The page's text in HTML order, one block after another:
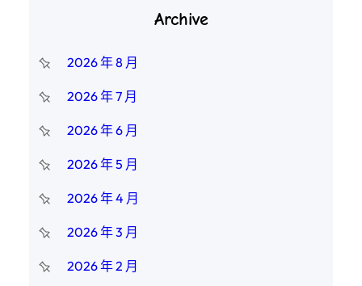
Archive
2026 年 8 月
2026 年 7 月
2026 年 6 月
2026 年 5 月
2026 年 4 月
2026 年 3 月
2026 年 2 月